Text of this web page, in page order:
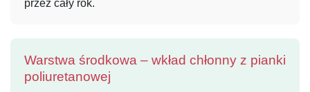
przez cały rok.
Warstwa środkowa – wkład chłonny z pianki
poliuretanowej